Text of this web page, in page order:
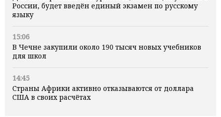
России, будет введён единый экзамен по русскому
языку
15:06
В Чечне закупили около 190 тысяч новых учебников
для школ
14:45
Страны Африки активно отказываются от доллара
США в своих расчётах